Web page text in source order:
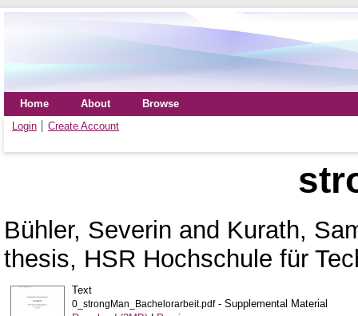
Home About
Browse
Login
Create Account
Bühler, Severin and Kurath,
thesis, HSR Hochschule für
Text
0_strongMan_Bachelorarbeit.pdf- Supplemental Material